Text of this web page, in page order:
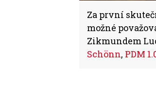
Za první
možné
Zikmundem
Schönn, PDM